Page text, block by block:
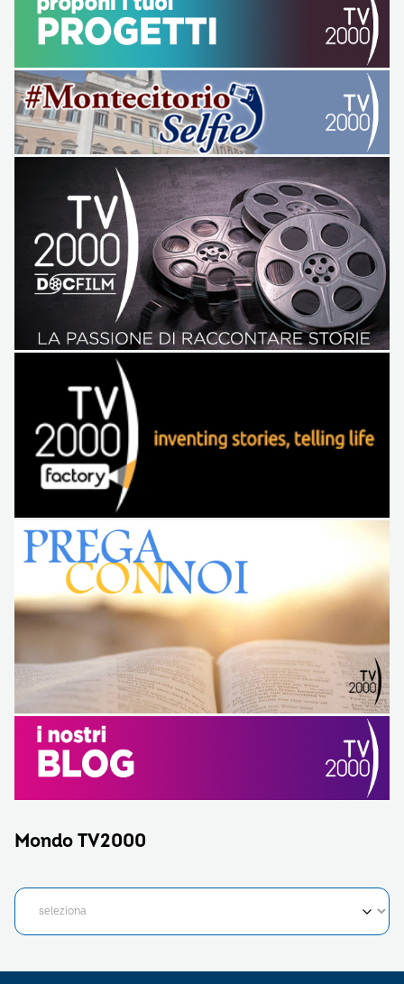
Mondo TV2000